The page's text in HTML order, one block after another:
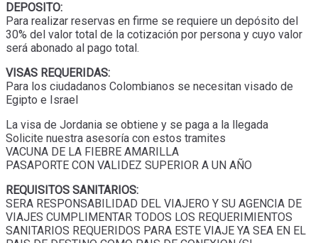
DEPOSITO:
Para realizar reservas en firme se requiere un depósito del
30% del valor total de la cotización por persona y cuyo valor
será abonado al pago total.
VISAS REQUERIDAS:
Para los ciudadanos Colombianos se necesitan visado de
Egipto e Israel
La visa de Jordania se obtiene y se paga a la llegada
Solicite nuestra asesoría con estos tramites
VACUNA DE LA FIEBRE AMARILLA
PASAPORTE CON VALIDEZ SUPERIOR A UN AÑO
REQUISITOS SANITARIOS:
SERA RESPONSABILIDAD DEL VIAJERO Y SU AGENCIA DE
VIAJES CUMPLIMENTAR TODOS LOS REQUERIMIENTOS
SANITARIOS REQUERIDOS PARA ESTE VIAJE YA SEA EN EL